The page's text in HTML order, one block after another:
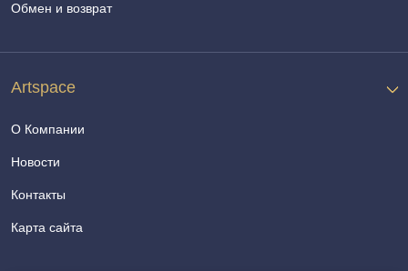
Обмен и возврат
Artspace
О Компании
Новости
Контакты
Карта сайта